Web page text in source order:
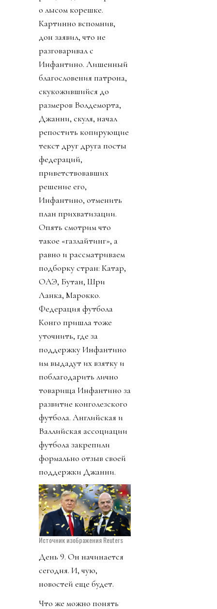
о лысом корешке.
Картинно вспомнив,
дон заявил, что не
разговаривал с
Инфантино. Лишенный
благословения патрона,
скукожившийся до
размеров Волдеморта,
Джанни, скуля, начал
репостить копирующие
текст друг друга посты
федераций,
приветствовавших
решение его,
Инфантино, отменить
план прихватизации.
Опять смотрим что
такое «газлайтинг», а
равно и рассматриваем
подборку стран: Катар,
ОАЭ, Бутан, Шри
Ланка, Марокко.
Федерация футбола
Конго пришла тоже
уточнить, где за
поддержку Инфантино
им выдадут их взятку и
поблагодарить лично
товарища Инфантино за
развитие конголезского
футбола. Английская и
Валлийская ассоциации
футбола закрепили
формально отзыв своей
поддержки Джанни.
Источник изображения Reuters
День 9. Он начинается
сегодня. И, чую,
новостей еще будет.
Что же можно понять